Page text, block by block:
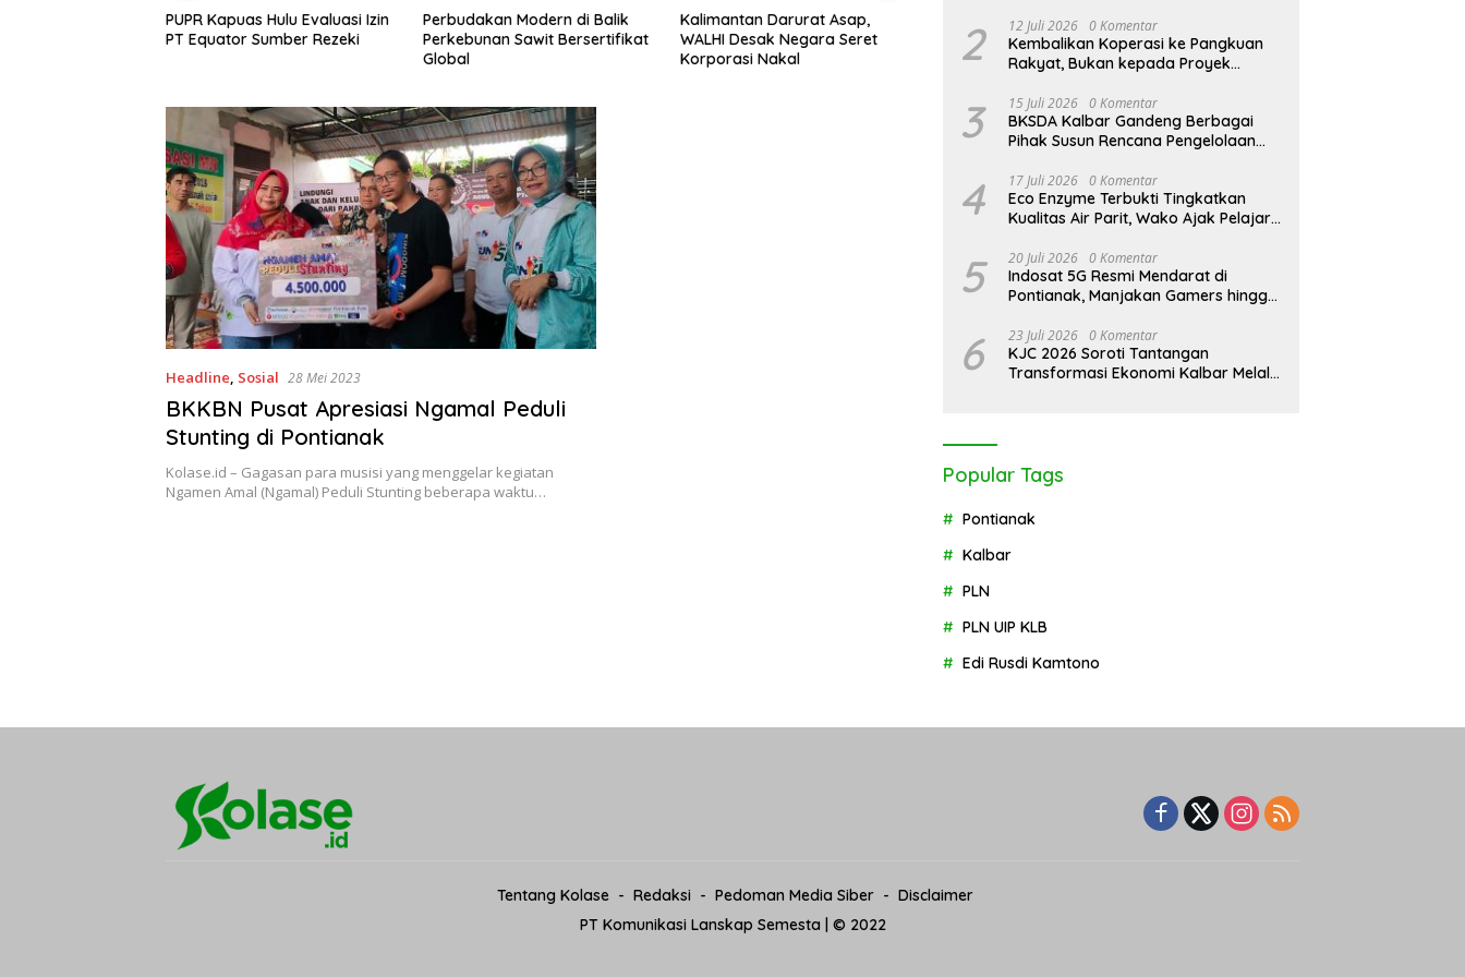
PUPR Kapuas Hulu Evaluasi Izin
PT Equator Sumber Rezeki
Perbudakan Modern di Balik
Perkebunan Sawit Bersertifikat
Global
Kalimantan Darurat Asap,
WALHI Desak Negara Seret
Korporasi Nakal
KJC 2026: Peringati Hari
Mangrove Sedunia di Medan
Mas, Kolaborasi Lintas Elemen
Tegaskan Pentingnya Jaga
Benteng Pesisir Kalbar
APBDes, Kades Medan Mas
Ajak Lintas Elemen Bersatu
Jaga Kawasan Mangrove
Headline, Sosial 28 Mei 2023
BKKBN Pusat Apresiasi Ngamal Peduli
Stunting di Pontianak
Kolase.id – Gagasan para musisi yang menggelar kegiatan
Ngamen Amal (Ngamal) Peduli Stunting beberapa waktu…
2 12 Juli 2026 0 Komentar
Kembalikan Koperasi ke Pangkuan
Rakyat, Bukan kepada Proyek
3 15 Juli 2026 0 Komentar
BKSDA Kalbar Gandeng Berbagai
Pihak Susun Rencana Pengelolaan
Karimata 2027-2036
4 17 Juli 2026 0 Komentar
Eco Enzyme Terbukti Tingkatkan
Kualitas Air Parit, Wako Ajak Pelajar
5 20 Juli 2026 0 Komentar
Indosat 5G Resmi Mendarat di
Pontianak, Manjakan Gamers hingga
6 23 Juli 2026 0 Komentar
KJC 2026 Soroti Tantangan
Transformasi Ekonomi Kalbar Melalui
Popular Tags
Pontianak
Kalbar
PLN
PLN UIP KLB
Edi Rusdi Kamtono
Tentang Kolase Redaksi Pedoman Media Siber
Disclaimer
PT Komunikasi Lanskap Semesta | © 2022